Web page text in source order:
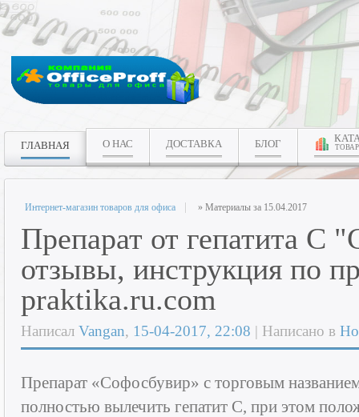
ГЛАВНАЯ О НАС ДОСТАВКА БЛОГ
Интернет-магазин товаров для офиса » Материалы за 15.04.2017
Препарат от гепатита С
отзывы, инструкция по
praktika.ru.com
Написал Vangan, 15-04-2017, 22:08 | Написано в
Препарат «Софосбувир» с торговым
полностью вылечить гепатит C, при этом